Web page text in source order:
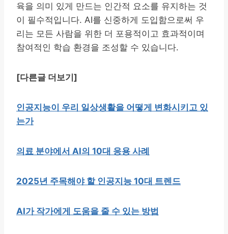
육을 의미 있게 만드는 인간적 요소를 유지하는 것
이 필수적입니다. AI를 신중하게 도입함으로써 우
리는 모든 사람을 위한 더 포용적이고 효과적이며
참여적인 학습 환경을 조성할 수 있습니다.
[다른글 더보기]
인공지능이 우리 일상생활을 어떻게 변화시키고 있
는가
의료 분야에서 AI의 10대 응용 사례
2025년 주목해야 할 인공지능 10대 트렌드
AI가 작가에게 도움을 줄 수 있는 방법